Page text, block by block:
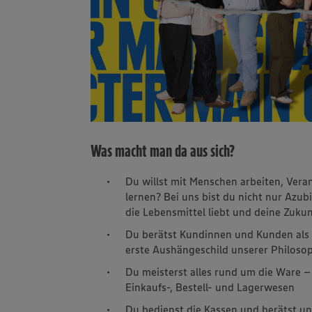
Was macht man da aus sich?
Du willst mit Menschen arbeiten,
lernen? Bei uns bist du nicht nur
die Lebensmittel liebt und deine
Du berätst Kundinnen und Kunden
erste Aushängeschild unserer
Du meisterst alles rund um die Ware
Einkaufs-, Bestell- und Lagerwesen
Du bedienst die Kassen und berätst